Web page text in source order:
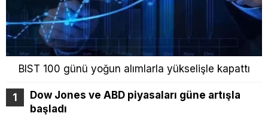
BIST 100 günü yoğun alımlarla yükselişle kapattı
Dow Jones ve ABD piyasaları güne artışla
başladı